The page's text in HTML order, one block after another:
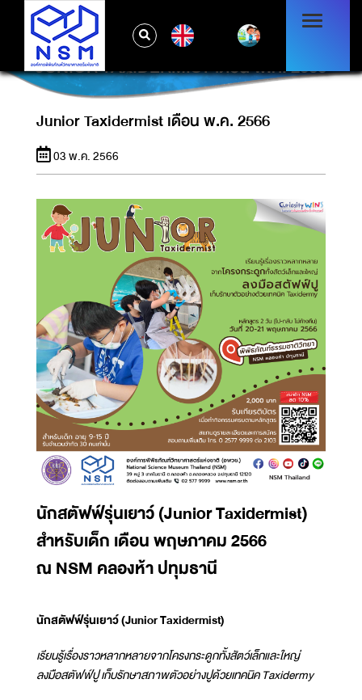
JUNIOR TAXIDERMIST เดือน พ.ค. 2566
Junior Taxidermist เดือน พ.ค. 2566
03 พ.ค. 2566
นักสตัฟฟ์รุ่นเยาว์ (Junior Taxidermist)
สำหรับเด็ก เดือน พฤษภาคม 2566
ณ NSM คลองห้า ปทุมธานี
นักสตัฟฟ์รุ่นเยาว์ (Junior Taxidermist)
เรียนรู้เรื่องราวหลากหลายจากโครงกระดูกทั้งสัตว์เล็กและใหญ่
ลงมือสตัฟฟ์ปู เก็บรักษาสภาพตัวอย่างปูด้วยเทคนิค Taxidermy